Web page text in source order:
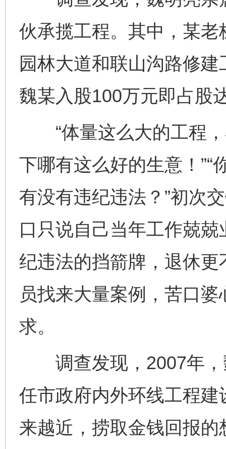
伙承揽工程。其中，某
园林大道和联山沟路修
魏某入股100万元即占股
“体量这么大的工程，
下哪有这么好的生意！”“
有没有违纪违法？”初次
口只说自己当年工作兢
纪违法的挡箭牌，退休更
员找来大量案例，苦口
求。
调查发现，2007年，
任市政府内外环线工程
来越近，捞取金钱回报